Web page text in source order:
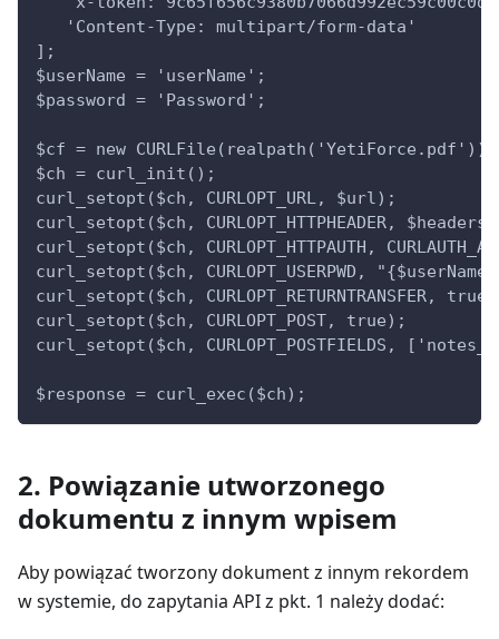
   'Content-Type: multipart/form-data'
];
$userName = 'userName';
$password = 'Password';
$cf = new CURLFile(realpath('YetiForce.pdf'));
$ch = curl_init();
curl_setopt($ch, CURLOPT_URL, $url);
curl_setopt($ch, CURLOPT_HTTPHEADER,
curl_setopt($ch, CURLOPT_HTTPAUTH,
curl_setopt($ch, CURLOPT_USERPWD,
curl_setopt($ch, CURLOPT_RETURNTRANSFER,
curl_setopt($ch, CURLOPT_POST, true);
curl_setopt($ch, CURLOPT_POSTFIELDS,
$response = curl_exec($ch);
2. Powiązanie utworzonego
dokumentu z innym wpisem
Aby powiązać tworzony dokument z innym rekordem
w systemie, do zapytania API z pkt. 1 należy dodać: